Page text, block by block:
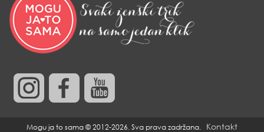
DATUMI KOJI MENJAJU SUDBINU:
Ošišajte se OVIH dana u mesecu
ako želite da vam kosa raste kao iz
vode i privučete novu ljubav!
KREĆE SEZONA LAVA: 5 tajnih
osobina kraljeva horoskopa zbog
kojih ih svi tajno obožavaju (ili im
Mogu ja to sama © 2012-2026. Sva prava zadržana. Kontakt